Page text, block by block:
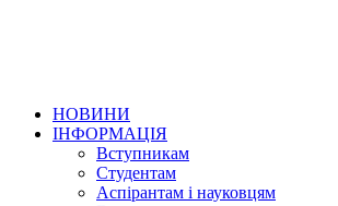
НОВИНИ
ІНФОРМАЦІЯ
Вступникам
Студентам
Аспірантам і науковцям